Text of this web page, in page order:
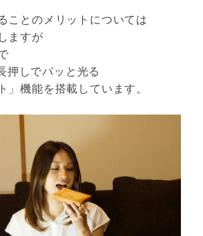
ことのメリットについては
ますが
押しでパッと光る
」機能を搭載しています。